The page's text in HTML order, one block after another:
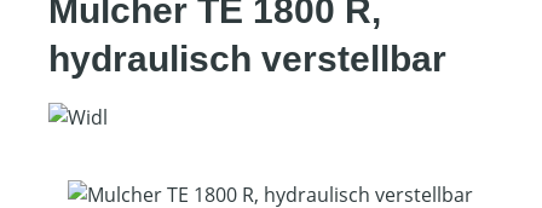
Mulcher TE 1800 R,
hydraulisch verstellbar
Bildergalerie überspringen